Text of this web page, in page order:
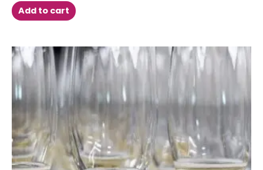
Add to cart